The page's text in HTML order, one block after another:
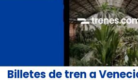
Billetes de tren a